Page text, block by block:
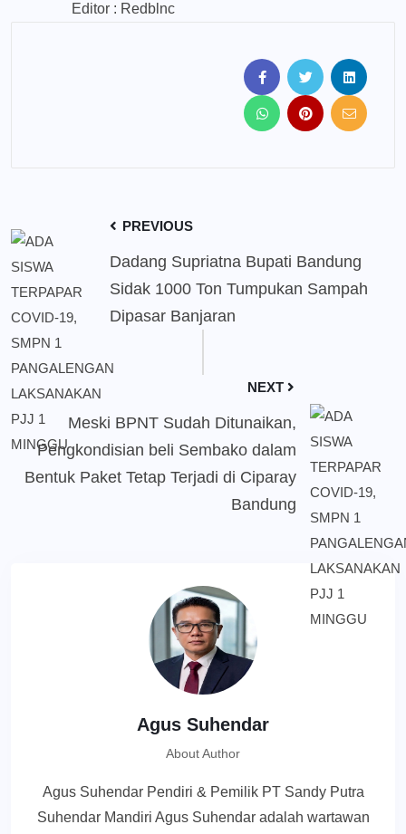
Editor : Redblnc
PREVIOUS
Dadang Supriatna Bupati Bandung
Sidak 1000 Ton Tumpukan Sampah
Dipasar Banjaran
NEXT
Meski BPNT Sudah Ditunaikan,
Pengkondisian beli Sembako dalam
Bentuk Paket Tetap Terjadi di Ciparay
Bandung
Agus Suhendar
About Author
Agus Suhendar Pendiri & Pemilik PT Sandy Putra
Suhendar Mandiri Agus Suhendar adalah wartawan